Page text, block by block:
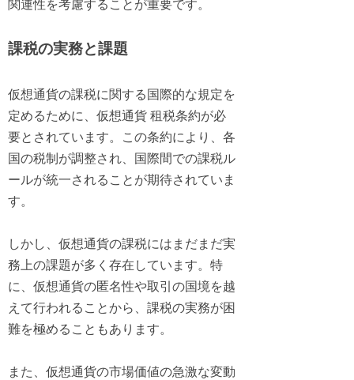
関連性を考慮することが重要です。
課税の実務と課題
仮想通貨の課税に関する国際的な規定を
定めるために、仮想通貨 租税条約が必
要とされています。この条約により、各
国の税制が調整され、国際間での課税ル
ールが統一されることが期待されていま
す。
しかし、仮想通貨の課税にはまだまだ実
務上の課題が多く存在しています。特
に、仮想通貨の匿名性や取引の国境を越
えて行われることから、課税の実務が困
難を極めることもあります。
また、仮想通貨の市場価値の急激な変動